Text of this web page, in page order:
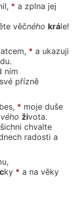
* a zplna jej
věčného krále!
cem, * a ukazuji
du.
ním
přízně
bes, * moje duše
ho života.
chvalte
radosti a
ky * a na věky